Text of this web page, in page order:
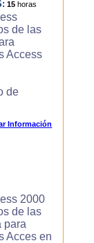
15 horas
de las
Access
de
Información
2000
de las
para
Acces en